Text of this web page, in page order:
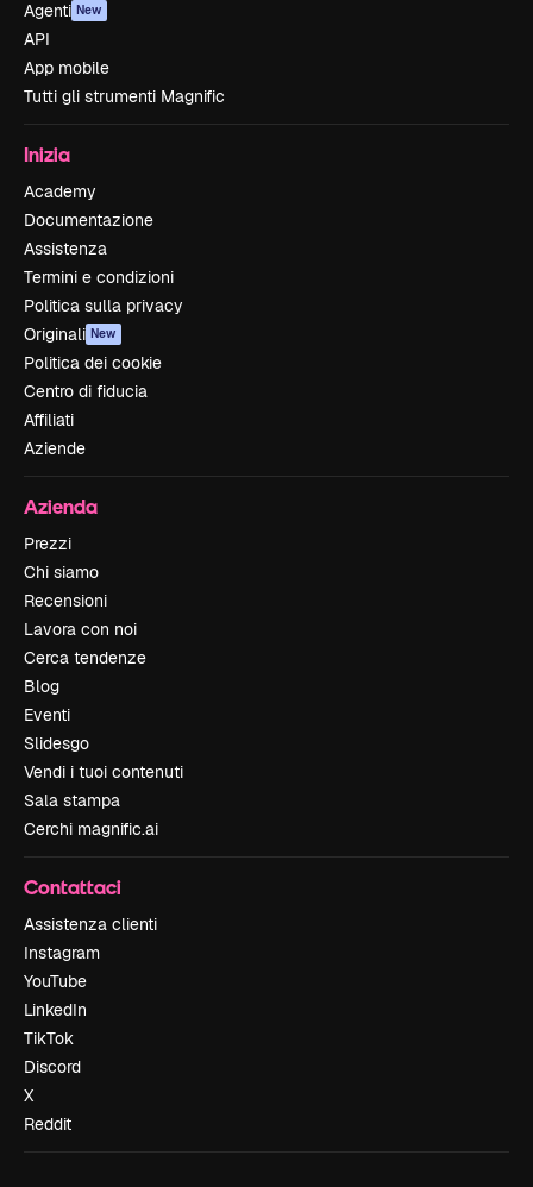
Agenti New
API
App mobile
Tutti gli strumenti Magnific
Inizia
Academy
Documentazione
Assistenza
Termini e condizioni
Politica sulla privacy
Originali New
Politica dei cookie
Centro di fiducia
Affiliati
Aziende
Azienda
Prezzi
Chi siamo
Recensioni
Lavora con noi
Cerca tendenze
Blog
Eventi
Slidesgo
Vendi i tuoi contenuti
Sala stampa
Cerchi magnific.ai
Contattaci
Assistenza clienti
Instagram
YouTube
LinkedIn
TikTok
Discord
X
Reddit